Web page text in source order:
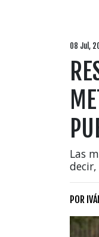
08 Jul,
Las
POR